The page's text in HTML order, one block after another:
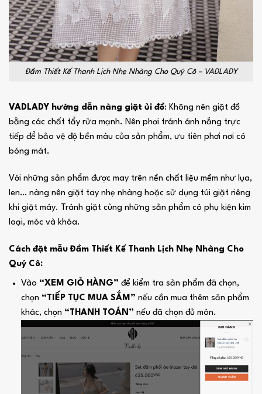
Đầm Thiết Kế Thanh Lịch Nhẹ Nhàng Cho Quý Cô – VADLADY
VADLADY hướng dẫn nàng giặt ủi đồ: Không nên giặt đồ
bằng các chất tẩy rửa mạnh. Nên phơi tránh ánh nắng trực
tiếp để bảo vệ độ bền màu của sản phẩm, ưu tiên phơi nơi có
bóng mát.
Với những sản phẩm được may trên nền chất liệu mềm như lụa,
len… nàng nên giặt tay nhẹ nhàng hoặc sử dụng túi giặt riêng
khi giặt máy. Tránh giặt cùng những sản phẩm có phụ kiện kim
loại, móc và khóa.
Cách đặt mẫu Đầm Thiết Kế Thanh Lịch Nhẹ Nhàng Cho
Quý Cô:
Vào “XEM GIỎ HÀNG” để kiểm tra sản phẩm đã chọn,
chọn “TIẾP TỤC MUA SẮM” nếu cần mua thêm sản phẩm
khác, chọn “THANH TOÁN” nếu đã chọn đủ món.